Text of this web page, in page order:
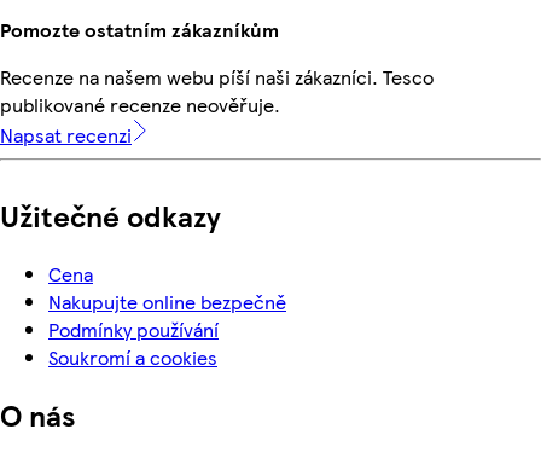
Pomozte ostatním zákazníkům
Recenze na našem webu píší naši zákazníci. Tesco
publikované recenze neověřuje.
Napsat recenzi
Užitečné odkazy
Cena
Nakupujte online bezpečně
Podmínky používání
Soukromí a cookies
O nás